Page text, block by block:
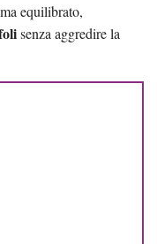
equilibrato,
senza aggredire la